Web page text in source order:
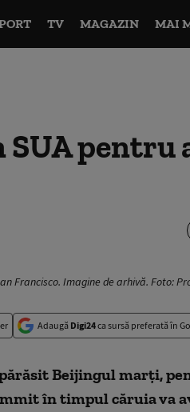
TV MAGAZIN MAI
pentru
Francisco. Imagine de arhivă. Foto:
Adaugă Digi24ca sursă preferată în
Beijingul marţi,
în timpul căruia va